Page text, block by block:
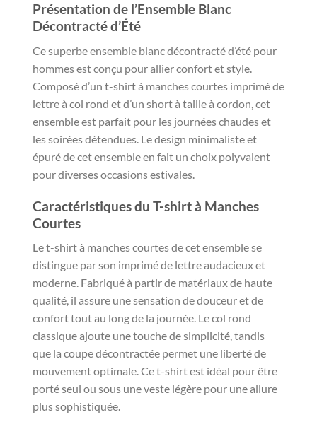
Présentation de l’Ensemble Blanc
Décontracté d’Été
Ce superbe ensemble blanc décontracté d’été pour
hommes est conçu pour allier confort et style.
Composé d’un t-shirt à manches courtes imprimé de
lettre à col rond et d’un short à taille à cordon, cet
ensemble est parfait pour les journées chaudes et
les soirées détendues. Le design minimaliste et
épuré de cet ensemble en fait un choix polyvalent
pour diverses occasions estivales.
Caractéristiques du T-shirt à Manches
Courtes
Le t-shirt à manches courtes de cet ensemble se
distingue par son imprimé de lettre audacieux et
moderne. Fabriqué à partir de matériaux de haute
qualité, il assure une sensation de douceur et de
confort tout au long de la journée. Le col rond
classique ajoute une touche de simplicité, tandis
que la coupe décontractée permet une liberté de
mouvement optimale. Ce t-shirt est idéal pour être
porté seul ou sous une veste légère pour une allure
plus sophistiquée.